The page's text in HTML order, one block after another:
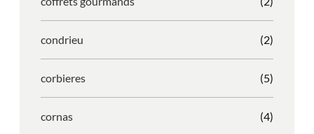
condrieu (2)
corbieres (5)
cornas (4)